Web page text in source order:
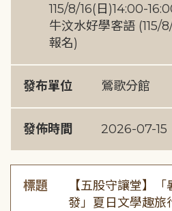
115/8/16(日)14:00-
牛汶水好學客語 (115/
報名)
發布單位 鶯歌分館
發佈時間 2026-07-15
標題
【五股守讓堂】
發」夏日文學趣旅